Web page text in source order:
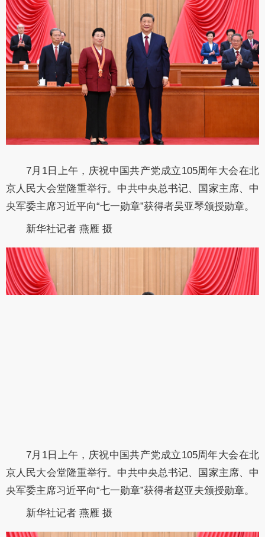
7月1日上午，庆祝中国共产党成立105周年大会在北
京人民大会堂隆重举行。中共中央总书记、国家主席、中
央军委主席习近平向“七一勋章”获得者吴亚琴颁授勋章。
新华社记者 燕雁 摄
7月1日上午，庆祝中国共产党成立105周年大会在北
京人民大会堂隆重举行。中共中央总书记、国家主席、中
央军委主席习近平向“七一勋章”获得者赵亚夫颁授勋章。
新华社记者 燕雁 摄